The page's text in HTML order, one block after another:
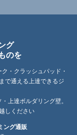
グ
のを
・クラッシュパッド・
で通える上達できるジ
上達ボルダリング壁。
しください
ング通販